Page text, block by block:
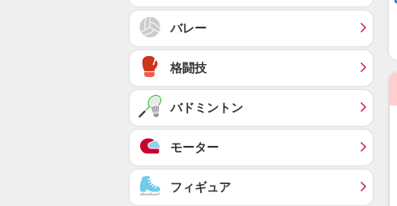
バレー
格闘技
バドミントン
モーター
フィギュア